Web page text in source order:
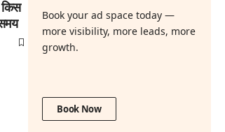
Book your ad space today —
more visibility, more leads, more
growth.
Book Now